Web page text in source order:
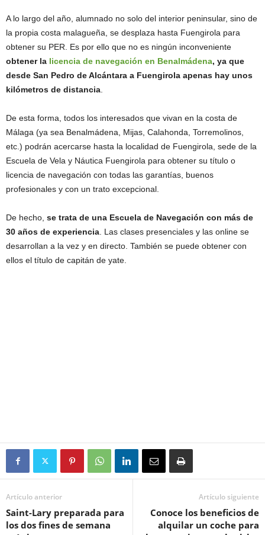
A lo largo del año, alumnado no solo del interior peninsular, sino de
la propia costa malagueña, se desplaza hasta Fuengirola para
obtener su PER. Es por ello que no es ningún inconveniente
obtener la licencia de navegación en Benalmádena, ya que
desde San Pedro de Alcántara a Fuengirola apenas hay unos
kilómetros de distancia.
De esta forma, todos los interesados que vivan en la costa de
Málaga (ya sea Benalmádena, Mijas, Calahonda, Torremolinos,
etc.) podrán acercarse hasta la localidad de Fuengirola, sede de la
Escuela de Vela y Náutica Fuengirola para obtener su título o
licencia de navegación con todas las garantías, buenos
profesionales y con un trato excepcional.
De hecho, se trata de una Escuela de Navegación con más de
30 años de experiencia. Las clases presenciales y las online se
desarrollan a la vez y en directo. También se puede obtener con
ellos el título de capitán de yate.
Artículo anterior
Saint-Lary preparada para
los dos fines de semana
Artículo siguiente
Conoce los beneficios de
alquilar un coche para